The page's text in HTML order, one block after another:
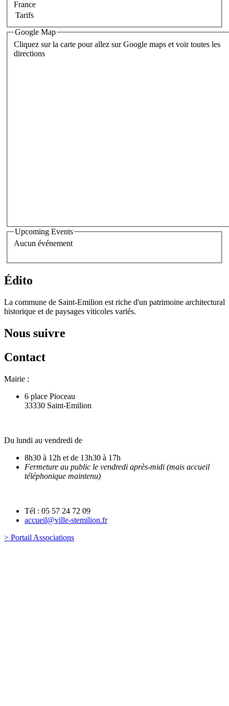
France
Tarifs
Google Map
Cliquez sur la carte pour allez sur Google maps et voir toutes les
directions
Upcoming Events
Aucun événement
Édito
La commune de Saint-Emilion est riche d'un patrimoine architectural
historique et de paysages viticoles variés.
Nous suivre
Contact
Mairie :
6 place Pioceau
33330 Saint-Emilion
Du lundi au vendredi de
8h30 à 12h et de 13h30 à 17h
Fermeture au public le vendredi après-midi (mais accueil
téléphonique maintenu)
Tél : 05 57 24 72 09
accueil@ville-stemilion.fr
> Portail Associations